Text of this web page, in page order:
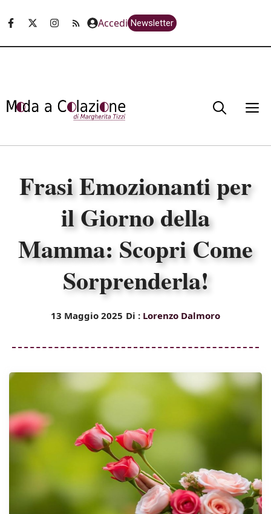
Accedi Newsletter
Frasi Emozionanti per
il Giorno della
Mamma: Scopri Come
Sorprenderla!
13 Maggio 2025 Di : Lorenzo Dalmoro